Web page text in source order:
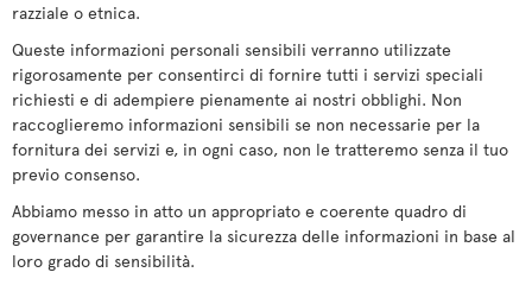
razziale o etnica.
Queste informazioni personali sensibili verranno utilizzate
rigorosamente per consentirci di fornire tutti i servizi speciali
richiesti e di adempiere pienamente ai nostri obblighi. Non
raccoglieremo informazioni sensibili se non necessarie per la
fornitura dei servizi e, in ogni caso, non le tratteremo senza il tuo
previo consenso.
Abbiamo messo in atto un appropriato e coerente quadro di
governance per garantire la sicurezza delle informazioni in base al
loro grado di sensibilità.